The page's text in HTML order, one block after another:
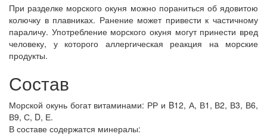
При разделке морского окуня можно пораниться об ядовитою
колючку в плавниках. Ранение может привести к частичному
параличу. Употребление морского окуня могут принести вред
человеку, у которого аллергическая реакция на морские
продукты.
Состав
Морской окунь богат витаминами: РР и B12, А, В1, В2, В3, В6,
В9, С, D, Е.
В составе содержатся минералы: